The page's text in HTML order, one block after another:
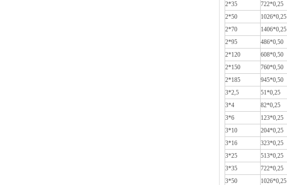
2*35
722*0,25
2*50
1026*0,25
2*70
1406*0,25
2*95
486*0,50
2*120
608*0,50
2*150
760*0,50
2*185
945*0,50
3*2,5
51*0,25
3*4
82*0,25
3*6
123*0,25
3*10
204*0,25
3*16
323*0,25
3*25
513*0,25
3*35
722*0,25
3*50
1026*0,25